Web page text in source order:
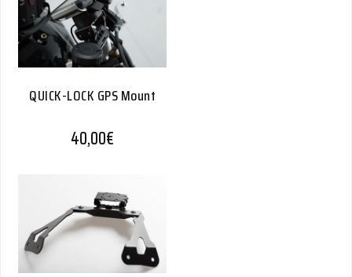
QUICK-LOCK GPS Mount
40,00€